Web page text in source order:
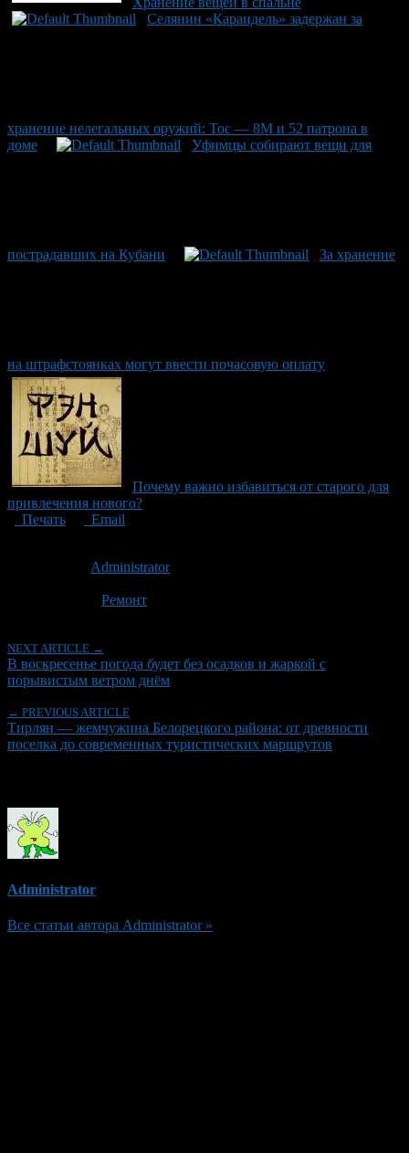
Селянин «Караидель» задержан за
хранение нелегальных оружий: Тос — 8М и 52 патрона в
доме
Уфимцы собирают вещи для
пострадавших на Кубани За хранение
на штрафстоянках могут ввести почасовую оплату
Почему важно избавиться от старого для
привлечения нового?
Печать
Email
Administrator
Ремонт
NEXT ARTICLE →
В воскресенье погода будет без осадков и жаркой с
порывистым ветром днём
← PREVIOUS ARTICLE
Тирлян — жемчужина Белорецкого района: от древности
поселка до современных туристических маршрутов
Administrator
Все статьи автора Administrator »